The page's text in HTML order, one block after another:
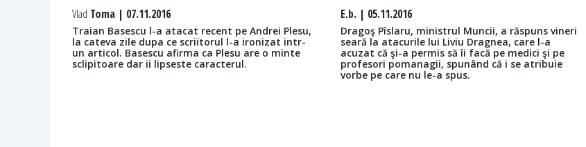
Vlad Toma | 07.11.2016
Traian Basescu l-a atacat recent pe Andrei Plesu,
la cateva zile dupa ce scriitorul l-a ironizat intr-
un articol. Basescu afirma ca Plesu are o minte
sclipitoare dar ii lipseste caracterul.
E.b. | 05.11.2016
Dragoş Pîslaru, ministrul Muncii, a răspuns vineri
seară la atacurile lui Liviu Dragnea, care l-a
acuzat că şi-a permis să îi facă pe medici şi pe
profesori pomanagii, spunând că i se atribuie
vorbe pe care nu le-a spus.